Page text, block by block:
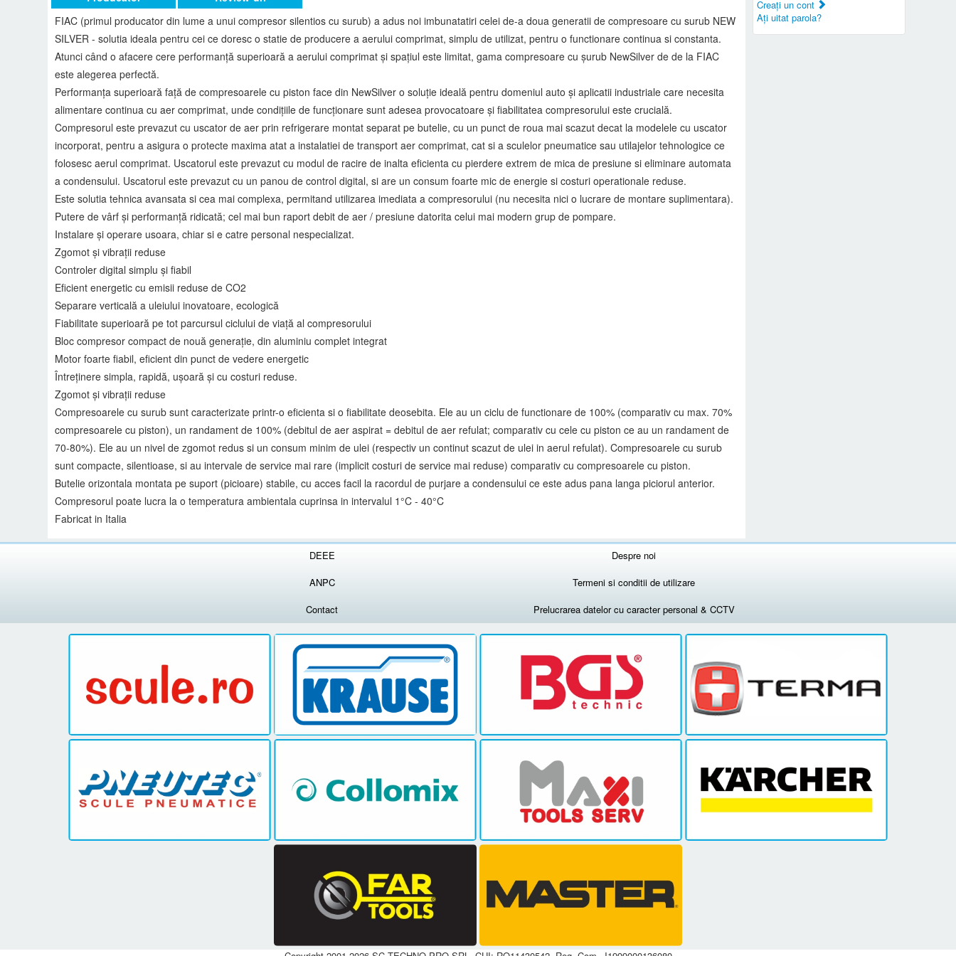
FIAC (primul producator din lume a unui compresor silentios cu surub) a adus noi imbunatatiri celei de-a doua generatii de compresoare cu surub NEW
SILVER - solutia ideala pentru cei ce doresc o statie de producere a aerului comprimat, simplu de utilizat, pentru o functionare continua si constanta.
Atunci când o afacere cere performanță superioară a aerului comprimat și spațiul este limitat, gama compresoare cu șurub NewSilver de de la FIAC
este alegerea perfectă.
Performanța superioară față de compresoarele cu piston face din NewSilver o soluție ideală pentru domeniul auto și aplicatii industriale care necesita
alimentare continua cu aer comprimat, unde condițiile de funcționare sunt adesea provocatoare și fiabilitatea compresorului este crucială.
Compresorul este prevazut cu uscator de aer prin refrigerare montat separat pe butelie, cu un punct de roua mai scazut decat la modelele cu uscator
incorporat, pentru a asigura o protecte maxima atat a instalatiei de transport aer comprimat, cat si a sculelor pneumatice sau utilajelor tehnologice ce
folosesc aerul comprimat. Uscatorul este prevazut cu modul de racire de inalta eficienta cu pierdere extrem de mica de presiune si eliminare automata
a condensului. Uscatorul este prevazut cu un panou de control digital, si are un consum foarte mic de energie si costuri operationale reduse.
Este solutia tehnica avansata si cea mai complexa, permitand utilizarea imediata a compresorului (nu necesita nici o lucrare de montare suplimentara).
Putere de vârf și performanță ridicată; cel mai bun raport debit de aer / presiune datorita celui mai modern grup de pompare.
Instalare și operare usoara, chiar si e catre personal nespecializat.
Zgomot și vibrații reduse
Controler digital simplu și fiabil
Eficient energetic cu emisii reduse de CO2
Separare verticală a uleiului inovatoare, ecologică
Fiabilitate superioară pe tot parcursul ciclului de viață al compresorului
Bloc compresor compact de nouă generație, din aluminiu complet integrat
Motor foarte fiabil, eficient din punct de vedere energetic
Întreținere simpla, rapidă, ușoară și cu costuri reduse.
Zgomot și vibrații reduse
Compresoarele cu surub sunt caracterizate printr-o eficienta si o fiabilitate deosebita. Ele au un ciclu de functionare de 100% (comparativ cu max. 70%
compresoarele cu piston), un randament de 100% (debitul de aer aspirat = debitul de aer refulat; comparativ cu cele cu piston ce au un randament de
70-80%). Ele au un nivel de zgomot redus si un consum minim de ulei (respectiv un continut scazut de ulei in aerul refulat). Compresoarele cu surub
sunt compacte, silentioase, si au intervale de service mai rare (implicit costuri de service mai reduse) comparativ cu compresoarele cu piston.
Butelie orizontala montata pe suport (picioare) stabile, cu acces facil la racordul de purjare a condensului ce este adus pana langa piciorul anterior.
Compresorul poate lucra la o temperatura ambientala cuprinsa in intervalul 1°C - 40°C
Fabricat in Italia
Creaţi un cont
Aţi uitat parola?
DEEE
Despre noi
ANPC
Termeni si conditii de utilizare
Contact
Prelucrarea datelor cu caracter personal & CCTV